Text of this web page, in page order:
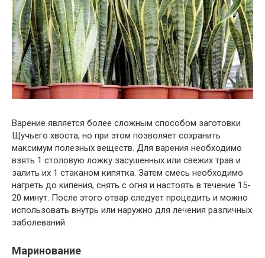
Варение является более сложным способом заготовки
Щучьего хвоста, но при этом позволяет сохранить
максимум полезных веществ. Для варения необходимо
взять 1 столовую ложку засушенных или свежих трав и
залить их 1 стаканом кипятка. Затем смесь необходимо
нагреть до кипения, снять с огня и настоять в течение 15-
20 минут. После этого отвар следует процедить и можно
использовать внутрь или наружно для лечения различных
заболеваний.
Маринование